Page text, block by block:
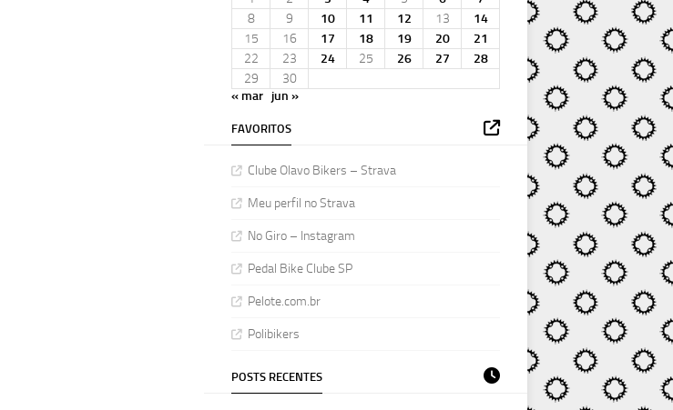
8
9 10 11 12 13
14
15
16 17 18 19 20
21
22
23 24 25 26 27
28
29
30
« mar jun »
FAVORITOS
Clube Olavo Bikers – Strava
Meu perfil no Strava
No Giro – Instagram
Pedal Bike Clube SP
Pelote.com.br
Polibikers
POSTS RECENTES